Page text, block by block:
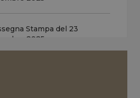
Il ministro...
Stampa del 23
2025